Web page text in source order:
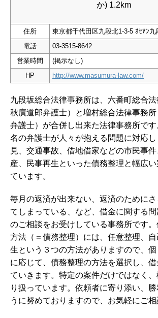
か) 1.2km
住所
東京都千代田区九段北1-3-5 ｵｾｱﾝ九
電話
03-3515-8642
営業時間
(掲示なし)
HP
http://www.masumura-law.com/
九段坂総合法律事務所は、 六番町総合
秋廣道郎弁護士）と増村総合法律事務
弁護士）が合併し出来た法律事務所で
名の弁護士が人々が抱える問題に対応し
見、交通事故、借地借家などの市民事
産、民事再生といった債務整理と幅広
ています。
毎月の返済が出来ない、返済のために
てしまっている、など、借金に関する
のご相談をお受けしている事務所です
方法（＝債務整理）には、任意整理、
生という３つの方法がありますので、
に応じて、債務整理の方法を選択し、
ていきます。 特定の案件だけではなく
り扱っています。依頼者に寄り添い、
うに努めておりますので、お気軽にご相